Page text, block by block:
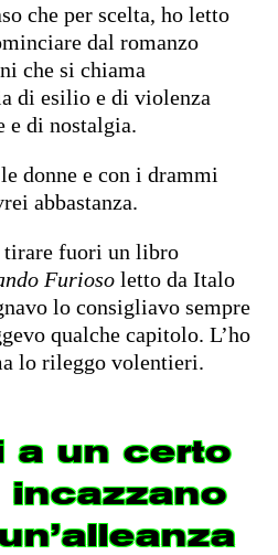
che per scelta, ho letto
dal romanzo
che si chiama
di esilio e di violenza
e di nostalgia.
donne e con i drammi
abbastanza.
tirare fuori un libro
Furioso letto da Italo
lo consigliavo sempre
qualche capitolo. L’ho
lo rileggo volentieri.
a un certo
incazzano